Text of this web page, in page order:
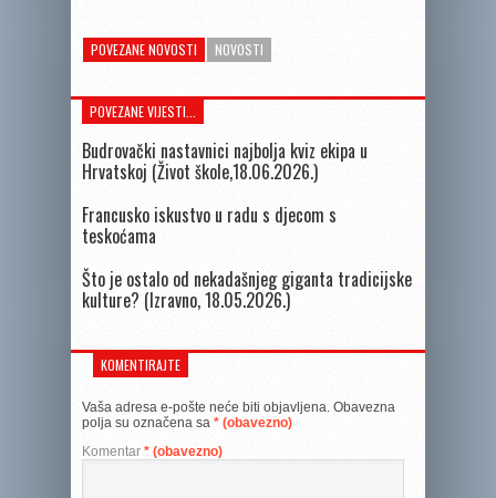
POVEZANE NOVOSTI NOVOSTI
POVEZANE VIJESTI...
Budrovački nastavnici najbolja kviz ekipa u
Hrvatskoj (Život škole,18.06.2026.)
Francusko iskustvo u radu s djecom s
teskoćama
Što je ostalo od nekadašnjeg giganta tradicijske
kulture? (Izravno, 18.05.2026.)
KOMENTIRAJTE
Vaša adresa e-pošte neće biti objavljena. Obavezna
polja su označena sa * (obavezno)
Komentar * (obavezno)